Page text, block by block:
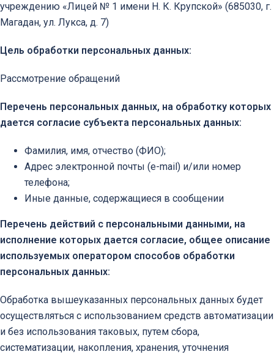
учреждению «Лицей № 1 имени Н. К. Крупской» (685030, г.
Магадан, ул. Лукса, д. 7)
Цель обработки персональных данных:
Рассмотрение обращений
Перечень персональных данных, на обработку которых
дается согласие субъекта персональных данных:
Фамилия, имя, отчество (ФИО);
Адрес электронной почты (e-mail) и/или номер
телефона;
Иные данные, содержащиеся в сообщении
Перечень действий с персональными данными, на
исполнение которых дается согласие, общее описание
используемых оператором способов обработки
персональных данных:
Обработка вышеуказанных персональных данных будет
осуществляться с использованием средств автоматизации
и без использования таковых, путем сбора,
систематизации, накопления, хранения, уточнения